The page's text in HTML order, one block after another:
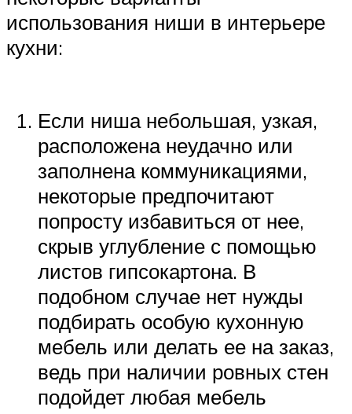
использования ниши в интерьере
кухни:
Если ниша небольшая, узкая,
расположена неудачно или
заполнена коммуникациями,
некоторые предпочитают
попросту избавиться от нее,
скрыв углубление с помощью
листов гипсокартона. В
подобном случае нет нужды
подбирать особую кухонную
мебель или делать ее на заказ,
ведь при наличии ровных стен
подойдет любая мебель